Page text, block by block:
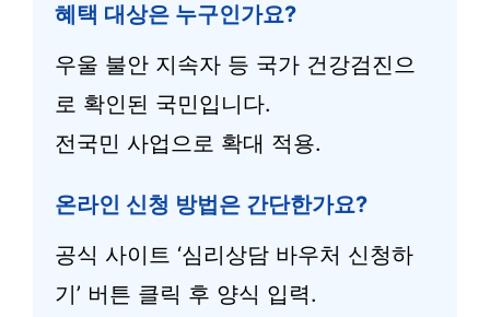
혜택 대상은 누구인가요?
우울 불안 지속자 등 국가 건강검진으
로 확인된 국민입니다.
전국민 사업으로 확대 적용.
온라인 신청 방법은 간단한가요?
공식 사이트 ‘심리상담 바우처 신청하
기’ 버튼 클릭 후 양식 입력.